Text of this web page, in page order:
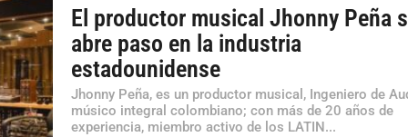
s
a
g
El productor musical Jhonny Peña
abre paso en la industria
estadounidense
Jhonny Peña, es un productor musical, Ingeniero de
músico integral colombiano; con más de 20 años de
experiencia, miembro activo de los LATIN...